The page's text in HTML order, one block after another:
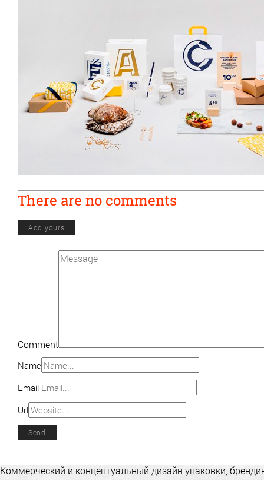
There are no comments
Add yours
Comment
Name
Email
Url
Коммерческий и концептуальный дизайн упаковки,